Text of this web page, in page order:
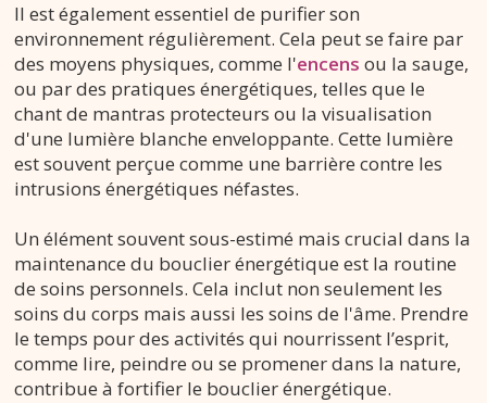
Il est également essentiel de purifier son
environnement régulièrement. Cela peut se faire par
des moyens physiques, comme l'encens ou la sauge,
ou par des pratiques énergétiques, telles que le
chant de mantras protecteurs ou la visualisation
d'une lumière blanche enveloppante. Cette lumière
est souvent perçue comme une barrière contre les
intrusions énergétiques néfastes.
Un élément souvent sous-estimé mais crucial dans la
maintenance du bouclier énergétique est la routine
de soins personnels. Cela inclut non seulement les
soins du corps mais aussi les soins de l'âme. Prendre
le temps pour des activités qui nourrissent l’esprit,
comme lire, peindre ou se promener dans la nature,
contribue à fortifier le bouclier énergétique.